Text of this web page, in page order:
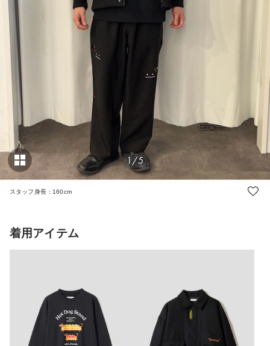
1/5
スタッフ身長：160cm
着用アイテム